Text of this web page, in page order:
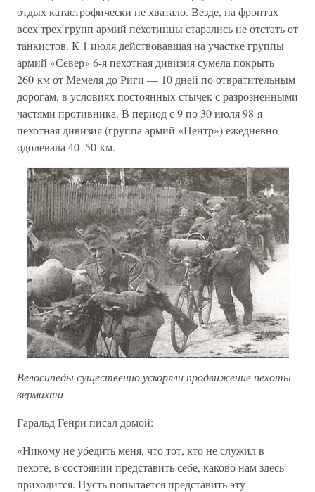
отдых катастрофически не хватало. Везде, на фронтах
всех трех групп армий пехотинцы старались не отстать от
танкистов. К 1 июля действовавшая на участке группы
армий «Север» 6-я пехотная дивизия сумела покрыть
260 км от Мемеля до Риги — 10 дней по отвратительным
дорогам, в условиях постоянных стычек с разрозненными
частями противника. В период с 9 по 30 июля 98-я
пехотная дивизия (группа армий «Центр») ежедневно
одолевала 40–50 км.
Велосипеды существенно ускоряли продвижение пехоты
вермахта
Гаральд Генри писал домой:
«Никому не убедить меня, что тот, кто не служил в
пехоте, в состоянии представить себе, каково нам здесь
приходится. Пусть попытается представить эту